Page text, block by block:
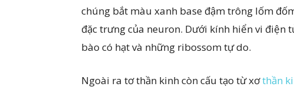
chúng bắt màu xanh base đậm trông lốm
đặc trưng của neuron. Dưới kính hiển vi
bào có hạt và những ribossom tự do.
Ngoài ra tơ thần kinh còn cấu tạo từ xơthần